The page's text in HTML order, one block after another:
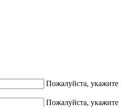
Пожалуйста, укажите
Пожалуйста, укажите